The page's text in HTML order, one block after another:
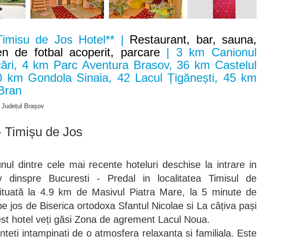
de Jos Hotel** | Restaurant, bar, sauna,
de fotbal acoperit, parcare| 3 km Canionul
4 km Parc Aventura Brasov, 36 km Castelul
km Gondola Sinaia, 42 Lacul Țigănești, 45 km
Brașov
Timișu de Jos
dintre cele mai recente hoteluri deschise la intrare in
dinspre Bucuresti - Predal in localitatea Timisul de
la 4.9 km de Masivul Piatra Mare, la 5 minute de
jos de Biserica ortodoxa Sfantul Nicolae si La câțiva pași
hotel veți găsi Zona de agrement Lacul Noua.
intampinati de o atmosfera relaxanta si familiala. Este